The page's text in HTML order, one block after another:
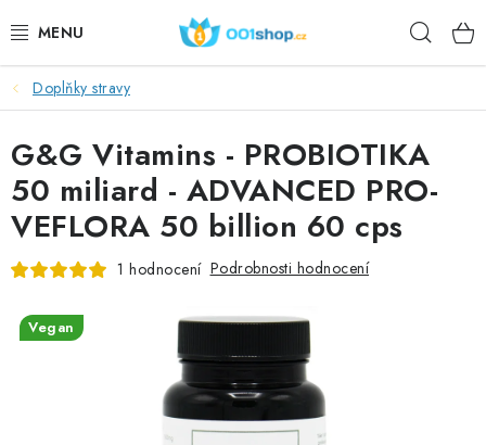
na
DOPLŇKY STRAVY
KOSMETIKA
SPORT
POTRAVINY
TÉMATA
Doplňky stravy
G&G Vitamins - PROBIOTIKA
50 miliard - ADVANCED PRO-
VEFLORA 50 billion 60 cps
1 hodnocení Podrobnosti hodnocení
Vegan